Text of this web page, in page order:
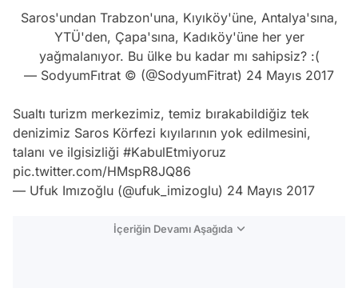
Saros'undan Trabzon'una, Kıyıköy'üne, Antalya'sına,
YTÜ'den, Çapa'sına, Kadıköy'üne her yer
yağmalanıyor. Bu ülke bu kadar mı sahipsiz? :(
— SodyumFıtrat ©️ (@SodyumFitrat) 24 Mayıs 2017
Sualtı turizm merkezimiz, temiz bırakabildiğiz tek
denizimiz Saros Körfezi kıyılarının yok edilmesini,
talanı ve ilgisizliği #KabulEtmiyoruz
pic.twitter.com/HMspR8JQ86
— Ufuk Imızoğlu (@ufuk_imizoglu) 24 Mayıs 2017
İçeriğin Devamı Aşağıda